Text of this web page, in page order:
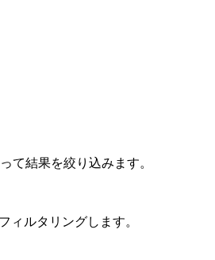
て結果を絞り込みます。
ィルタリングします。